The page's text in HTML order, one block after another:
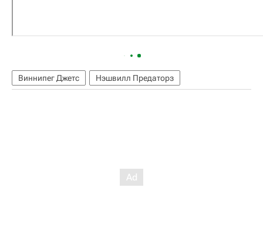
Виннипег Джетс Нэшвилл Предаторз